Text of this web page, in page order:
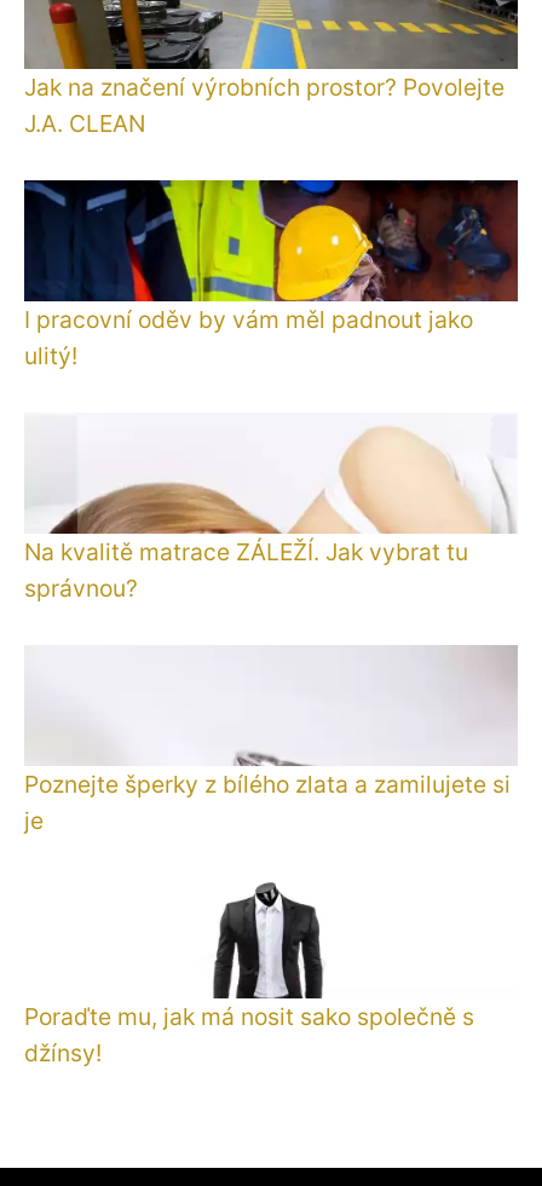
Jak na značení výrobních prostor? Povolejte
J.A. CLEAN
I pracovní oděv by vám měl padnout jako
ulitý!
Na kvalitě matrace ZÁLEŽÍ. Jak vybrat tu
správnou?
Poznejte šperky z bílého zlata a zamilujete si
je
Poraďte mu, jak má nosit sako společně s
džínsy!